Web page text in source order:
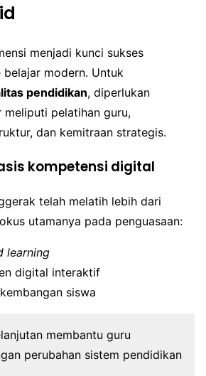
menjadi kunci sukses
modern. Untuk
pendidikan, diperlukan
pelatihan guru,
dan kemitraan strategis.
kompetensi digital
telah melatih lebih dari
utamanya pada penguasaan:
learning
digital interaktif
siswa
membantu guru
perubahan sistem pendidikan